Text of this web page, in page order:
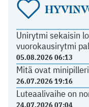
Unirytmi sekaisin
vuorokausirytmi
05.08.2026 06:13
Mitä ovat
26.07.2026 19:16
Luteaalivaihe on
24.07.2026 07:04